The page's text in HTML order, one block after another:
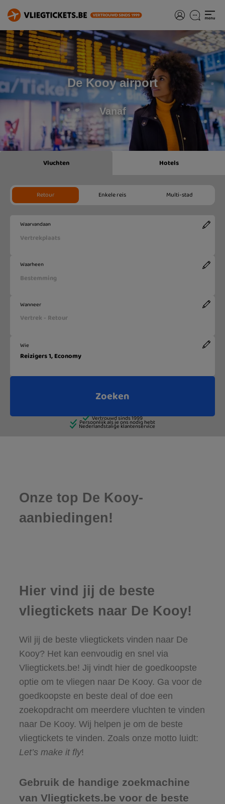
De Kooy airport
Vanaf
Onze top De Kooy-
aanbiedingen!
Hier vind jij de beste
vliegtickets naar De Kooy!
Wil jij de beste vliegtickets vinden naar De
Kooy? Het kan eenvoudig en snel via
Vliegtickets.be! Jij vindt hier de goedkoopste
optie om te vliegen naar De Kooy. Ga voor de
goedkoopste en beste deal of doe een
zoekopdracht om meerdere vluchten te vinden
naar De Kooy. Wij helpen je om de beste
vliegtickets te vinden. Zoals onze motto luidt:
Let’s make it fly!
Gebruik de handige zoekmachine
van Vliegtickets.be voor de beste